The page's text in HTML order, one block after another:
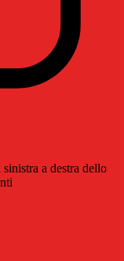
a destra dello